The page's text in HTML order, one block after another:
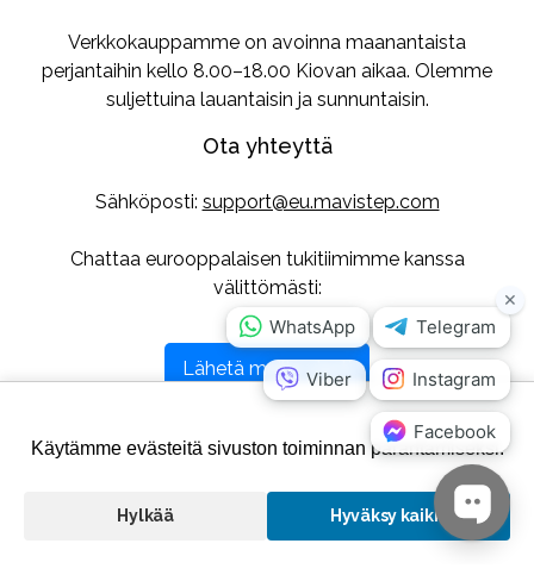
Verkkokauppamme on avoinna maanantaista
perjantaihin kello 8.00–18.00 Kiovan aikaa. Olemme
suljettuina lauantaisin ja sunnuntaisin.
Ota yhteyttä
Sähköposti: support@eu.mavistep.com
Chattaa eurooppalaisen tukitiimimme kanssa
välittömästi:
Lähetä meille viesti
Käytämme evästeitä sivuston toiminnan parantamiseksi.
Hylkää Hyväksy kaikki